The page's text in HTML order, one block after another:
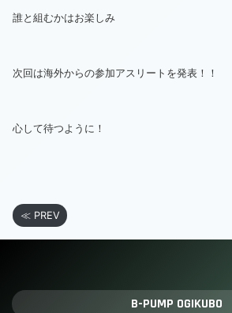
誰と組むかはお楽しみ
次回は海外からの参加アスリートを発表！！
心して待つように！
≪ PREV
B-PUMP OGIKUBO